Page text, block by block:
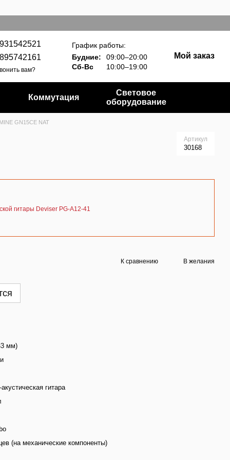
вам?
График работы:
Будние:
09:00–20:00
Сб-Вс
10:00–19:00
Мой заказ
Коммутация
Световое
оборудование
GN15CE NAT
Артикул
30168
гитары Deviser PG-A12-41
К сравнению В желания
мм)
гитара
(на механические компоненты)